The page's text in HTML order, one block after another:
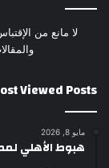
لا مانع من
Viewed Posts
مايو 8, 2026
هبوط الأهلي